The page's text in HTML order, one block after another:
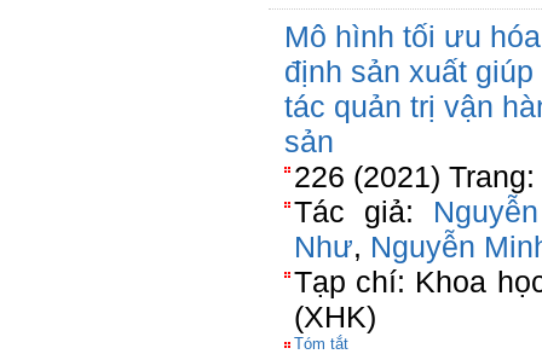
Mô hình tối ưu
định sản xuất
tác quản trị vận
sản
226 (2021)
Tác giả:
Như, Nguyễn
Tạp chí: Khoa
(XHK)
Tóm tắt